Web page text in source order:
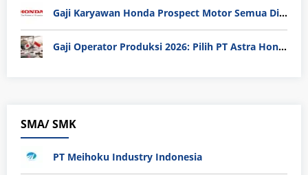
Gaji Karyawan Honda Prospect Motor Semua Divisi
Gaji Operator Produksi 2026: Pilih PT Astra Honda Motor (AHM) atau Manufaktur di Jepang?
SMA/ SMK
PT Meihoku Industry Indonesia